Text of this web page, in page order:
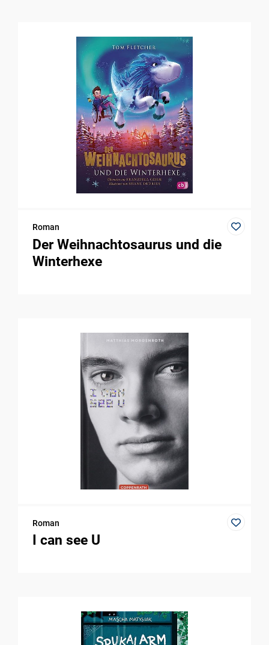
Roman
Der Weihnachtosaurus und die
Winterhexe
Roman
I can see U